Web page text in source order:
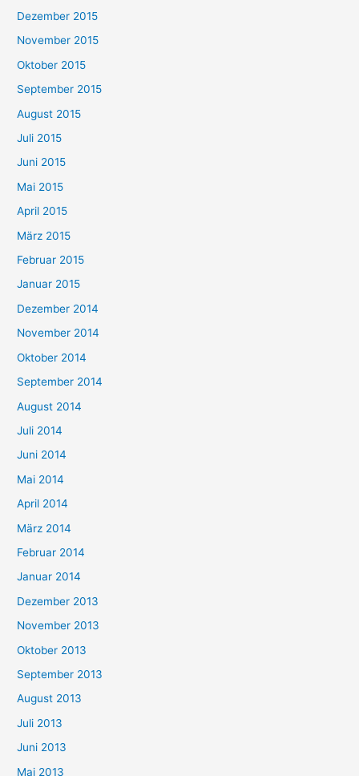
Dezember 2015
November 2015
Oktober 2015
September 2015
August 2015
Juli 2015
Juni 2015
Mai 2015
April 2015
März 2015
Februar 2015
Januar 2015
Dezember 2014
November 2014
Oktober 2014
September 2014
August 2014
Juli 2014
Juni 2014
Mai 2014
April 2014
März 2014
Februar 2014
Januar 2014
Dezember 2013
November 2013
Oktober 2013
September 2013
August 2013
Juli 2013
Juni 2013
Mai 2013